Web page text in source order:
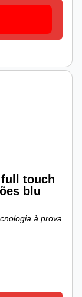
touch
blu
à prova